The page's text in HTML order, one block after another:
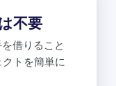
不要
借りること
トを簡単に